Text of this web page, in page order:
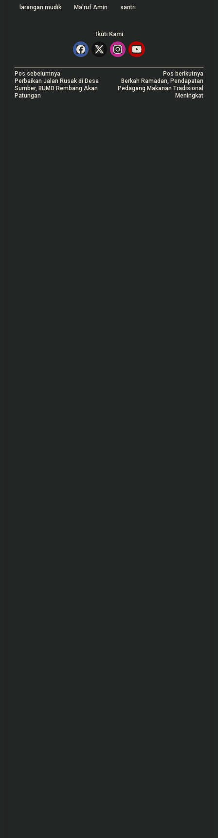
larangan mudik Ma'ruf Amin santri
Ikuti Kami
N
a
Pos sebelumnya
Perbaikan Jalan Rusak di Desa
Sumber, BUMD Rembang Akan
Patungan
Pos berikutnya
Berkah Ramadan, Pendapatan
Pedagang Makanan Tradisional
Meningkat